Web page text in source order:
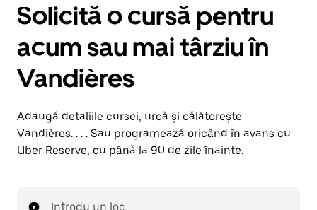
Solicită o cursă pentru
acum sau mai târziu în
Vandières
Adaugă detaliile cursei, urcă și călătorește
Vandières. . . . Sau programează oricând în avans cu
Uber Reserve, cu până la 90 de zile înainte.
Introdu un loc